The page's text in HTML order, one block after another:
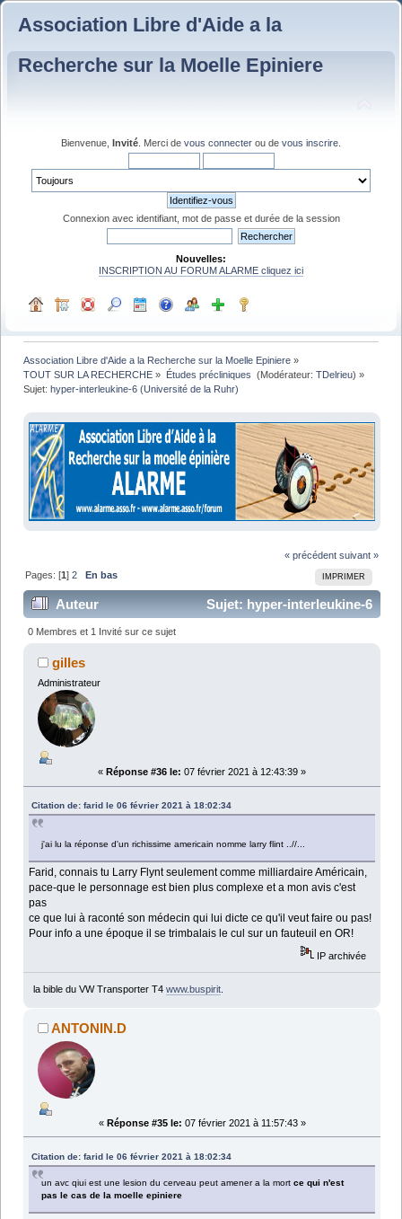
Association Libre d'Aide a la
Recherche sur la Moelle Epiniere
Bienvenue, Invité . Merci de vous connecter ou de vous inscrire
Connexion avec identifiant, mot de passe et durée de la session
Nouvelles:
INSCRIPTION AU FORUM ALARME cliquez ici
Association Libre d'Aide a la Recherche sur la Moelle Epiniere »
TOUT SUR LA RECHERCHE » Études précliniques (Modérateur: TDelrieu) »
Sujet:hyper-interleukine-6 (Université de la Ruhr)
« précédent suivant »
IMPRIMER
Pages: [1]2 En bas
Auteur
Sujet: hyper-interleukine-6
(Université de la Ruhr) (Lu 41487 fois)
0 Membres et 1 Invité sur ce sujet
gilles
Administrateur
« Réponse #36 le: 07 février 2021 à 12:43:39 »
Citation de: farid le 06 février 2021 à 18:02:34
j'ai lu la réponse d'un richissime americain nomme larry flint ..//...
Farid, connais tu Larry Flynt seulement comme milliardaire Américain,
pace-que le personnage est bien plus complexe et a mon avis c'est
pas
ce que lui à raconté son médecin qui lui dicte ce qu'il veut faire ou pas!
Pour info a une époque il se trimbalais le cul sur un fauteuil en OR!
IP archivée
la bible du VW Transporter T4 www.buspirit.
ANTONIN.D
« Réponse #35 le: 07 février 2021 à 11:57:43 »
Citation de: farid le 06 février 2021 à 18:02:34
un avc qiui est une lesion du cerveau peut amener a la mortce qui n'est
pas le cas de la moelle epiniere